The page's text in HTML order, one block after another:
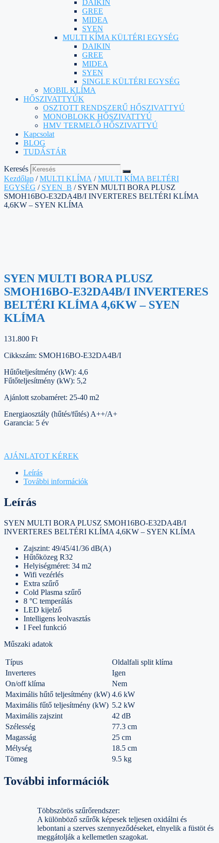
DAIKIN
GREE
MIDEA
SYEN
MULTI KÍMA KÜLTÉRI EGYSÉG
DAIKIN
GREE
MIDEA
SYEN
SINGLE KÜLTÉRI EGYSÉG
MOBIL KLÍMA
HŐSZIVATTYÚK
OSZTOTT RENDSZERŰ HŐSZIVATTYÚ
MONOBLOKK HŐSZIVATTYÚ
HMV TERMELŐ HŐSZIVATTYÚ
Kapcsolat
BLOG
TUDÁSTÁR
Keresés
Kezdőlap /MULTI KLÍMA /MULTI KÍMA BELTÉRI
EGYSÉG / SYEN_B / SYEN MULTI BORA PLUSZ
SMOH16BO-E32DA4B/I INVERTERES BELTÉRI KLÍMA
4,6KW – SYEN KLÍMA
SYEN MULTI BORA PLUSZ
SMOH16BO-E32DA4B/I INVERTERES
BELTÉRI KLÍMA 4,6KW – SYEN
KLÍMA
131.800 Ft
Cikkszám: SMOH16BO-E32DA4B/I
Hűtőteljesítmény (kW): 4,6
Fűtőteljesítmény (kW): 5,2
Ajánlott szobaméret: 25-40 m2
Energiaosztály (hűtés/fűtés) A++/A+
Garancia: 5 év
AJÁNLATOT KÉREK
Leírás
További információk
Leírás
SYEN MULTI BORA PLUSZ SMOH16BO-E32DA4B/I
INVERTERES BELTÉRI KLÍMA 4,6KW – SYEN KLÍMA
Zajszint: 49/45/41/36 dB(A)
Hűtőközeg R32
Helyiségméret: 34 m2
Wifi vezérlés
Extra szűrő
Cold Plasma szűrő
8 °C temperálás
LED kijelző
Intelligens leolvasztás
I Feel funkció
Műszaki adatok
Típus
Oldalfali split klíma
Inverteres
Igen
On/off klíma
Nem
Maximális hűtő teljesítmény (kW) 4.6 kW
Maximális fűtő teljesítmény (kW) 5.2 kW
Maximális zajszint
42 dB
Szélesség
77.3 cm
Magasság
25 cm
Mélység
18.5 cm
Tömeg
9.5 kg
További információk
Többszörös szűrőrendszer:
A különböző szűrők képesek teljesen oxidálni és
lebontani a szerves szennyeződéseket, elnyelik a füstöt és
meggátolják a kellemetlen szagokat.